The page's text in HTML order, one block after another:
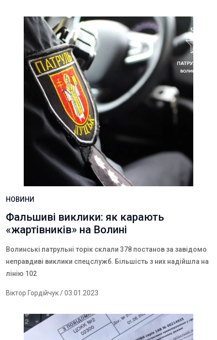
НОВИНИ
Фальшиві виклики: як карають
«жартівників» на Волині
Волинські патрульні торік склали 378 постанов за завідомо
неправдиві виклики спецслужб. Більшість з них надійшла на
лінію 102
Віктор Гордійчук/ 03.01.2023